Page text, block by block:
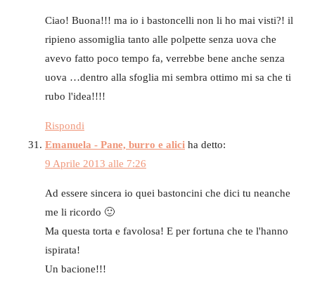
Ciao! Buona!!! ma io i bastoncelli non li ho mai visti?! il
ripieno assomiglia tanto alle polpette senza uova che
avevo fatto poco tempo fa, verrebbe bene anche senza
uova …dentro alla sfoglia mi sembra ottimo mi sa che ti
rubo l'idea!!!!
Rispondi
Emanuela - Pane, burro e alici ha detto:
9 Aprile 2013 alle 7:26
Ad essere sincera io quei bastoncini che dici tu neanche
me li ricordo 🙂
Ma questa torta e favolosa! E per fortuna che te l'hanno
ispirata!
Un bacione!!!